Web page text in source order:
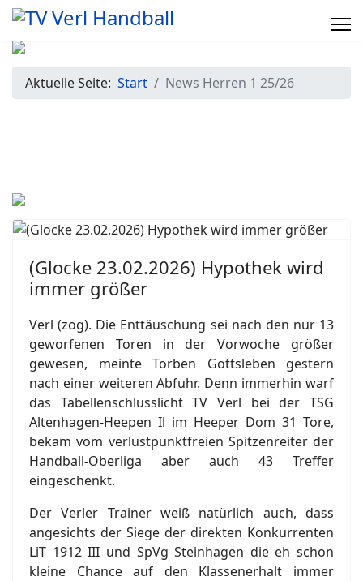
Aktuelle Seite: Start News Herren 1 25/26
(Glocke 23.02.2026) Hypothek wird
immer größer
Verl (zog). Die Enttäuschung sei nach den nur 13
geworfenen Toren in der Vorwoche größer
gewesen, meinte Torben Gottsleben gestern
nach einer weiteren Abfuhr. Denn immerhin warf
das Tabellenschlusslicht TV Verl bei der TSG
Altenhagen-Heepen Il im Heeper Dom 31 Tore,
bekam vom verlustpunktfreien Spitzenreiter der
Handball-Oberliga aber auch 43 Treffer
eingeschenkt.
Der Verler Trainer weiß natürlich auch, dass
angesichts der Siege der direkten Konkurrenten
LiT 1912 III und SpVg Steinhagen die eh schon
kleine Chance auf den Klassenerhalt immer